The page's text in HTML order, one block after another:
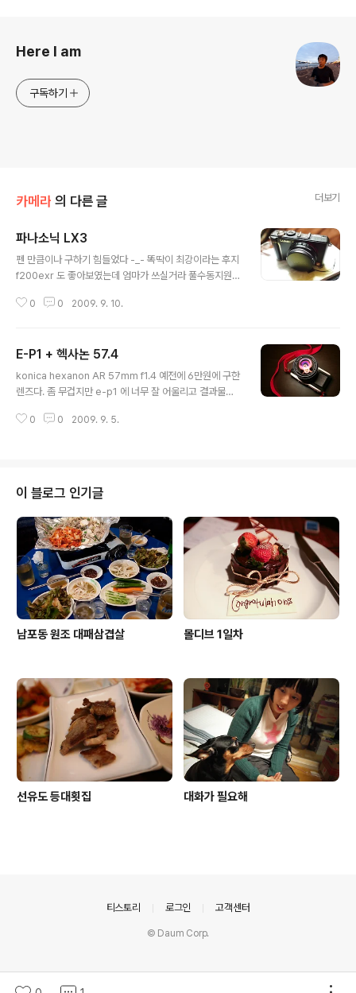
Here I am
구독하기
카메라 의 다른 글 더보기
파나소닉 LX3
펜 만큼이나 구하기 힘들었다 -_- 똑딱이 최강이라는 후지
f200exr 도 좋아보였는데 엄마가 쓰실거라 풀수동지원은
율에서 24mm 광각에 라이카 f2.0~f2.8 렌즈는 일단 스
0 0 2009. 9. 10.
E-P1 + 헥사논 57.4
konica hexanon AR 57mm f1.4 예전에 6만원에 구한
렌즈다. 좀 무겁지만 e-p1 에 너무 잘 어울리고 결과물도
사진찍는게 너무 재미있다는걸 알게된 것. 그림같은. 최대
0 0 2009. 9. 5.
이 블로그 인기글
남포동 원조 대패삼겹살 몰디브 1일차
선유도 등대횟집 대화가 필요해
티스토리 로그인 고객센터
© Daum Corp.